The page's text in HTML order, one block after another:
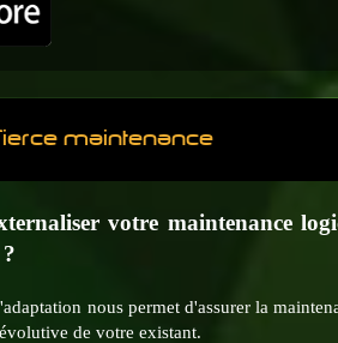
maintenance
votre maintenance
nous permet d'assurer la
de votre existant.